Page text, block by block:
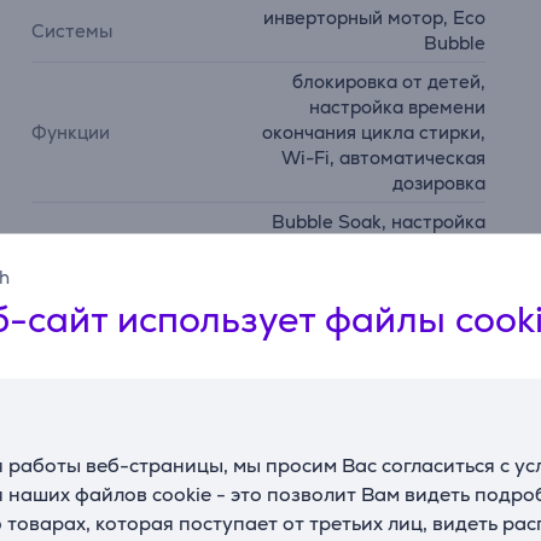
сайт использует файлы
веб-страницы, мы просим Вас согласиться с
наших файлов cookie - это позволит Вам видеть
которая поступает от третьих лиц, видеть
Системы
инверторный мотор, Eco
Bubble
Функции
блокировка от детей,
настройка времени
окончания цикла стирки,
Wi-Fi, автоматическая
дозировка
Bubble Soak, настройка
StayClean